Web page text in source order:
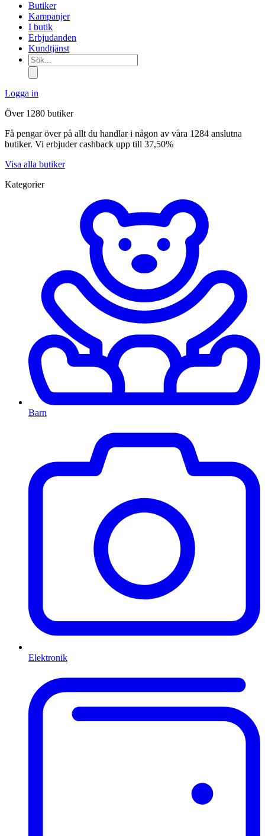
Butiker
Kampanjer
I butik
Erbjudanden
Kundtjänst
Sök...
Logga in
Över 1280 butiker
Få pengar över på allt du handlar i någon av våra 1284 anslutna
butiker. Vi erbjuder cashback upp till 37,50%
Visa alla butiker
Kategorier
Barn
Elektronik